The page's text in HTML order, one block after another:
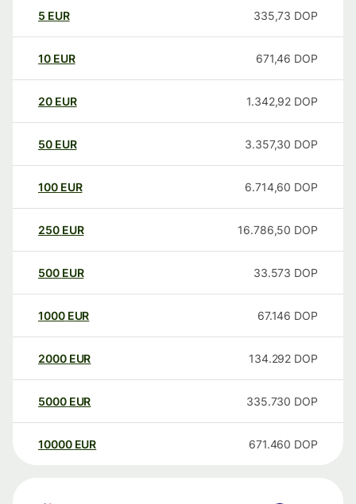
5 EUR 335,73 DOP
10 EUR 671,46 DOP
20 EUR 1.342,92 DOP
50 EUR 3.357,30 DOP
100 EUR 6.714,60 DOP
250 EUR 16.786,50 DOP
500 EUR 33.573 DOP
1000 EUR 67.146 DOP
2000 EUR 134.292 DOP
5000 EUR 335.730 DOP
10000 EUR 671.460 DOP